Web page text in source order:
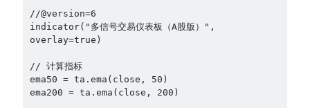
//@version=6
indicator("多信号交易仪表板（A股版）",
overlay=true)
// 计算指标
ema50 = ta.ema(close, 50)
ema200 = ta.ema(close, 200)